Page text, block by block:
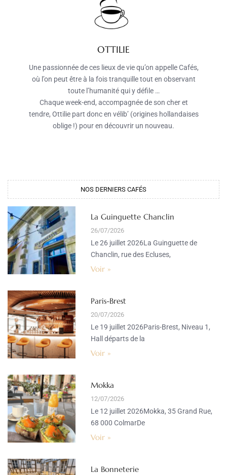
OTTILIE
Une passionnée de ces lieux de vie qu’on appelle Cafés,
où l’on peut être à la fois tranquille tout en observant
toute l’humanité qui y défile …
Chaque week-end, accompagnée de son cher et
tendre, Ottilie part donc en vélib’ (origines hollandaises
oblige !) pour en découvrir un nouveau.
NOS DERNIERS CAFÉS​
La Guinguette Chanclin
26/07/2026
Le 26 juillet 2026La Guinguette de
Chanclin, rue des Ecluses,
Voir »
Paris-Brest
20/07/2026
Le 19 juillet 2026Paris-Brest, Niveau 1,
Hall départs de la
Voir »
Mokka
12/07/2026
Le 12 juillet 2026Mokka, 35 Grand Rue,
68 000 ColmarDe
Voir »
La Bonneterie